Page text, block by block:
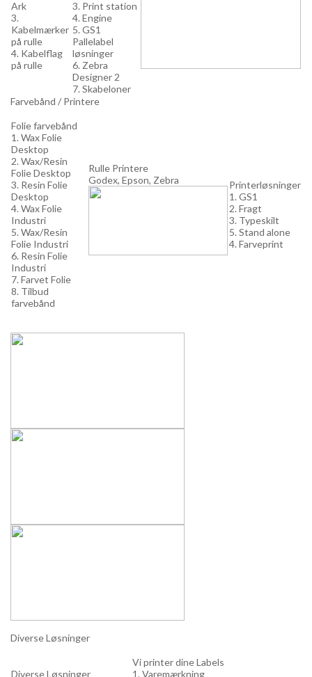
Ark
3.
Kabelmærker
på rulle
4. Kabelflag
på rulle
3. Print station
4. Engine
5. GS1
Pallelabel
løsninger
6. Zebra
Designer 2
7. Skabeloner
Farvebånd / Printere
Folie farvebånd
1. Wax Folie
Desktop
2. Wax/Resin
Folie Desktop
3. Resin Folie
Desktop
4. Wax Folie
Industri
5. Wax/Resin
Folie Industri
6. Resin Folie
Industri
7. Farvet Folie
8. Tilbud
farvebånd
Rulle Printere
Godex, Epson, Zebra
Printerløsninger
1. GS1
2. Fragt
3. Typeskilt
5. Stand alone
4. Farveprint
Diverse Løsninger
Diverse Løsninger
Vi printer dine Labels
1. Varemærkning